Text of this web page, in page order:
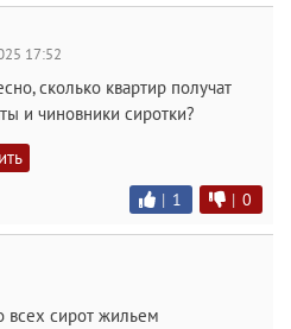
17:52
сколько квартир получат
и чиновники сиротки?
| 1 | 0
всех сирот жильем